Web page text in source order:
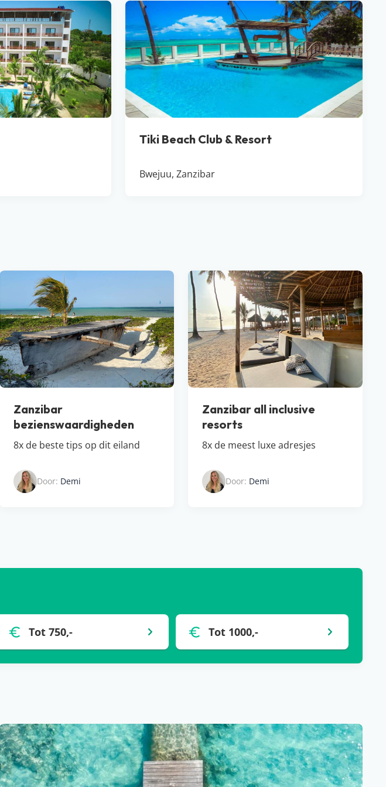
Tiki Beach Club & Resort
Bwejuu, Zanzibar
Zanzibar
bezienswaardigheden
8x de beste tips op dit eiland
Door: Demi
Zanzibar all inclusive
resorts
8x de meest luxe adresjes
Door: Demi
Tot 750,- Tot 1000,-